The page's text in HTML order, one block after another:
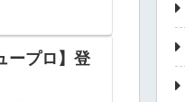
ープロ】登